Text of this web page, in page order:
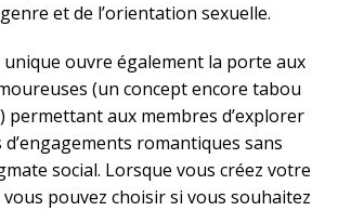
et de l’orientation sexuelle.
ouvre également la porte aux
(un concept encore tabou
permettant aux membres d’explorer
romantiques sans
social. Lorsque vous créez votre
pouvez choisir si vous souhaitez